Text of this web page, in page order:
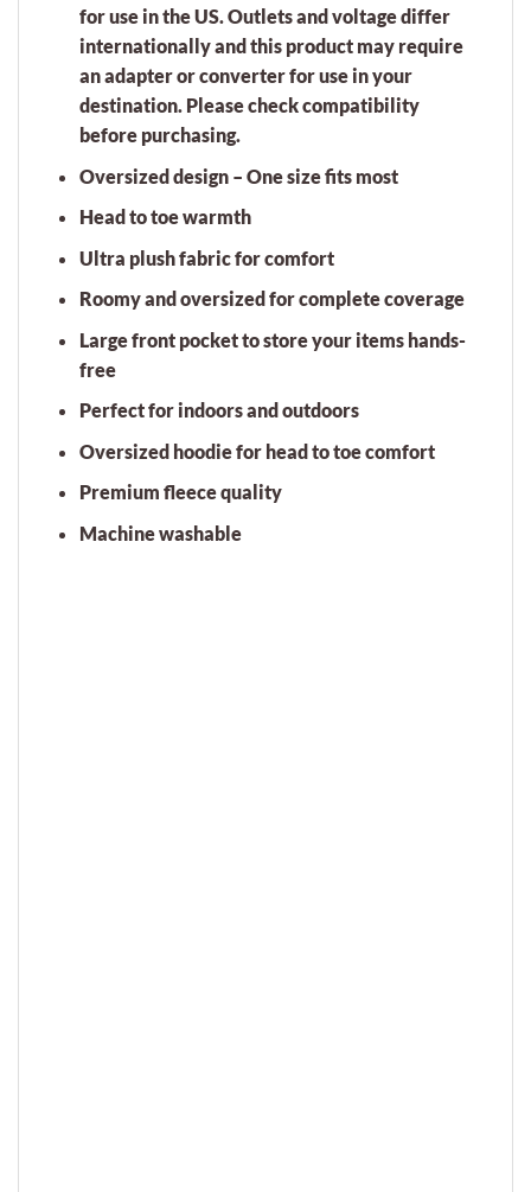
for use in the US. Outlets and voltage differ
internationally and this product may require
an adapter or converter for use in your
destination. Please check compatibility
before purchasing.
Oversized design – One size fits most
Head to toe warmth
Ultra plush fabric for comfort
Roomy and oversized for complete coverage
Large front pocket to store your items hands-
free
Perfect for indoors and outdoors
Oversized hoodie for head to toe comfort
Premium fleece quality
Machine washable